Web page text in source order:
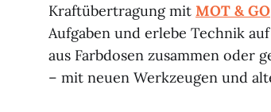
Kraftübertragung mit MOT & GO
Aufgaben und erlebe Technik
aus Farbdosen zusammen oder
– mit neuen Werkzeugen und